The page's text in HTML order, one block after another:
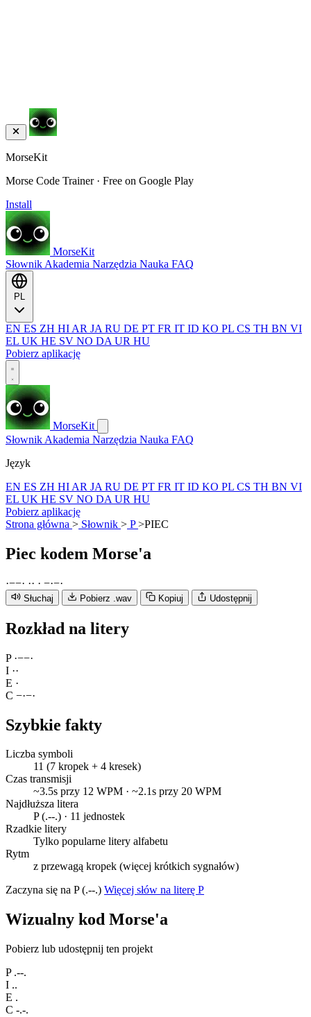
MorseKit
Morse Code Trainer · Free on Google Play
Install
MorseKit
Słownik Akademia Narzędzia Nauka FAQ
EN ES ZH HI AR JA RU DE PT FR IT ID KO PL CS TH BN VI
EL UK HE SV NO DA UR HU
Pobierz aplikację
MorseKit
Słownik Akademia Narzędzia Nauka FAQ
Język
EN ES ZH HI AR JA RU DE PT FR IT ID KO PL CS TH BN VI
EL UK HE SV NO DA UR HU
Pobierz aplikację
Strona główna > Słownik > P>PIEC
Piec kodem Morse'a
·−−· ·· · −·−·
Słuchaj Pobierz .wav Kopiuj Udostępnij
Rozkład na litery
P ·−−·
I ··
E ·
C −·−·
Szybkie fakty
Liczba symboli
11 (7 kropek + 4 kresek)
Czas transmisji
~3.5s przy 12 WPM · ~2.1s przy 20 WPM
Najdłuższa litera
P (.--.) · 11 jednostek
Rzadkie litery
Tylko popularne litery alfabetu
Rytm
z przewagą kropek (więcej krótkich sygnałów)
Zaczyna się na P (.--.) Więcej słów na literę P
Wizualny kod Morse'a
Pobierz lub udostępnij ten projekt
P .--.
I ..
E .
C -.-.